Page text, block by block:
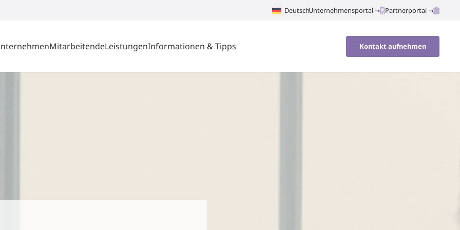
DeutschUnternehmensportal Partnerportal
MitarbeitendeLeistungenInformationen & Tipps Kontakt aufnehmen